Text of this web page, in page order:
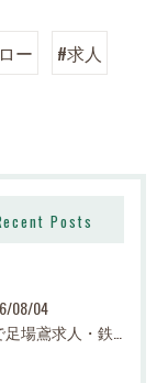
ー
#求人
Posts
08/04